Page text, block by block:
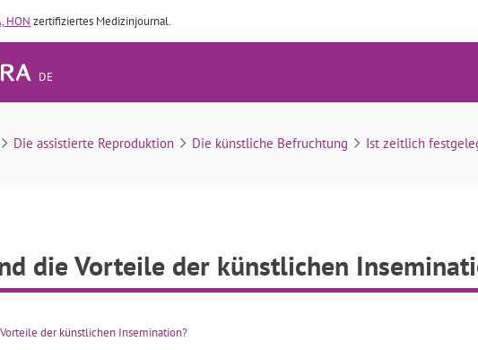
HON zertifiziertes Medizinjournal.
DE
Was sind die Vorteile der künstlichen Insemination?
Die assistierte Reproduktion Die künstliche Befruchtung Ist zeitlich
die Vorteile der künstlichen